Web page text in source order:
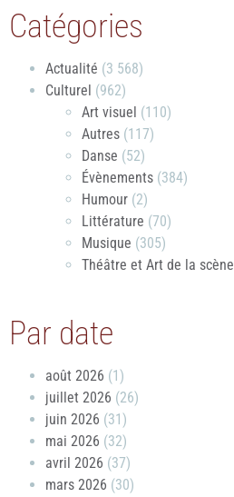
Catégories
Actualité (3 568)
Culturel (962)
Art visuel (110)
Autres (117)
Danse (52)
Évènements (384)
Humour (2)
Littérature (70)
Musique (305)
Théâtre et Art de la scène
Par date
août 2026 (1)
juillet 2026 (26)
juin 2026 (31)
mai 2026 (32)
avril 2026 (37)
mars 2026 (30)